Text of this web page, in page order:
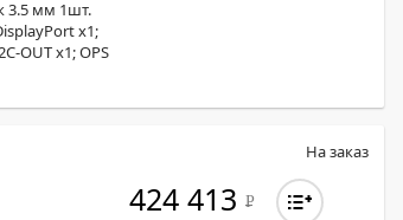
3.5 мм 1шт.
х1;
OUT x1; OPS
На заказ
424 413Р